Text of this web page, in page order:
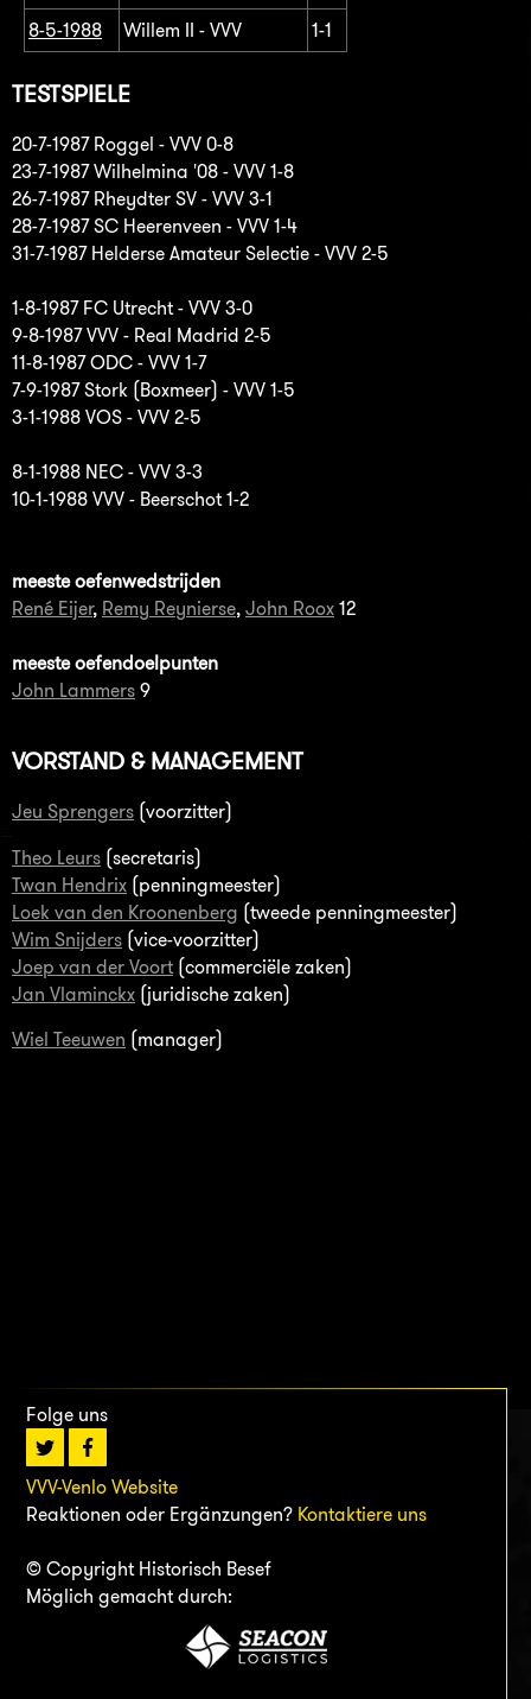
8-5-1988
Willem II - VVV 1-1
TESTSPIELE
20-7-1987 Roggel - VVV 0-8
23-7-1987 Wilhelmina '08 - VVV 1-8
26-7-1987 Rheydter SV - VVV 3-1
28-7-1987 SC Heerenveen - VVV 1-4
31-7-1987 Helderse Amateur Selectie - VVV 2-5
1-8-1987 FC Utrecht - VVV 3-0
9-8-1987 VVV - Real Madrid 2-5
11-8-1987 ODC - VVV 1-7
7-9-1987 Stork (Boxmeer) - VVV 1-5
3-1-1988 VOS - VVV 2-5
8-1-1988 NEC - VVV 3-3
10-1-1988 VVV - Beerschot 1-2
meeste oefenwedstrijden
René Eijer, Remy Reynierse, John Roox 12
meeste oefendoelpunten
John Lammers 9
VORSTAND & MANAGEMENT
Jeu Sprengers (voorzitter)
Theo Leurs (secretaris)
Twan Hendrix (penningmeester)
Loek van den Kroonenberg (tweede penningmeester)
Wim Snijders (vice-voorzitter)
Joep van der Voort (commerciële zaken)
Jan Vlaminckx (juridische zaken)
Wiel Teeuwen (manager)
Folge uns
VVV-Venlo Website
Reaktionen oder Ergänzungen? Kontaktiere uns
© Copyright Historisch Besef
Möglich gemacht durch: